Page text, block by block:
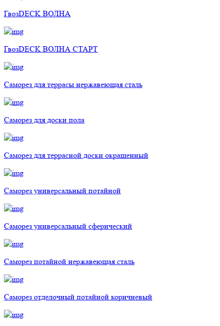
ГвозDECK ВОЛНА
ГвозDECK ВОЛНА СТАРТ
Саморез для террасы нержавеющая сталь
Саморез для доски пола
Саморез для террасной доски окрашенный
Саморез универсальный потайной
Саморез универсальный сферический
Саморез потайной нержавеющая сталь
Саморез отделочный потайной коричневый